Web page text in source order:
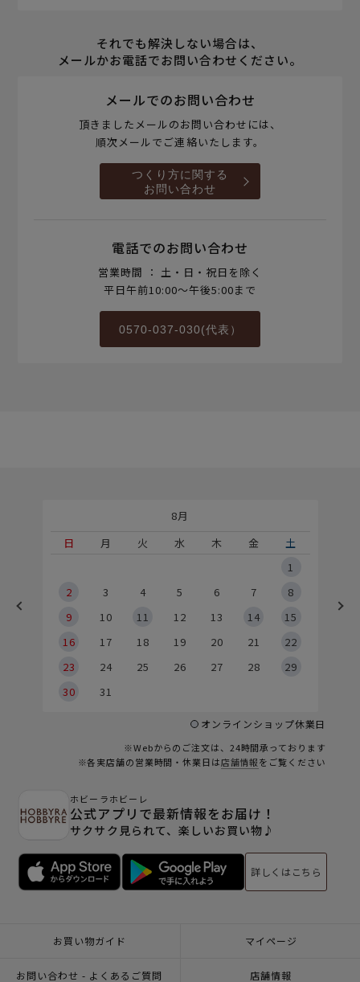
それでも解決しない場合は、
メールかお電話でお問い合わせください。
メールでのお問い合わせ
頂きましたメールのお問い合わせには、
順次メールでご連絡いたします。
つくり方に関する
お問い合わせ
電話でのお問い合わせ
営業時間 ： 土・日・祝日を除く
平日午前10:00～午後5:00まで
0570-037-030(代表）
8月
日
月 火 水 木 金
土
1
2
3 4 5 6 7
8
9
10 11 12 13 14
15
16
17 18 19 20 21
22
23
24 25 26 27 28
29
30
31
オンラインショップ休業日
※Webからのご注文は、24時間承っております
※各実店舗の営業時間・休業日は店舗情報をご覧ください
ホビーラホビーレ
公式アプリで最新情報をお届け！
サクサク見られて、楽しいお買い物♪
詳しくはこちら
お買い物ガイド マイページ
お問い合わせ - よくあるご質問 店舗情報